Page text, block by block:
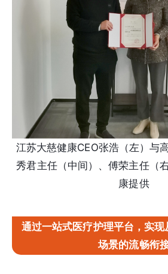
江苏大慈健康CEO张浩（左）与
秀君主任（中间）、傅荣主任（
康提供
通过一站式医疗护理平台，实
场景的流畅衔